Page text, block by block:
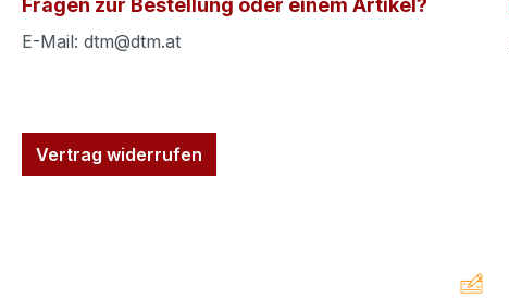
Fragen zur Bestellung oder einem Artikel?
E-Mail: dtm@dtm.at
Vertrag widerrufen